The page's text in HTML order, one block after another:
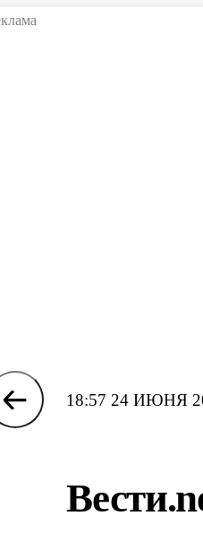
18:57 24 ИЮНЯ